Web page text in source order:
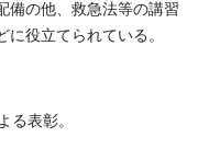
備の他、救急法等の講習
役立てられている。
る表彰。